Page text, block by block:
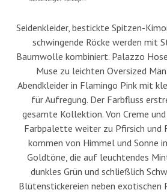
Seidenkleider, bestickte Spitzen-
schwingende Röcke werden mit
Baumwolle kombiniert. Palazzo
Muse zu leichten Oversized
Abendkleider in Flamingo Pink mit
für Aufregung. Der Farbfluss
gesamte Kollektion. Von Creme
Farbpalette weiter zu Pfirsich und
kommen von Himmel und Sonne
Goldtöne, die auf leuchtendes
dunkles Grün und schließlich
Blütenstickereien neben